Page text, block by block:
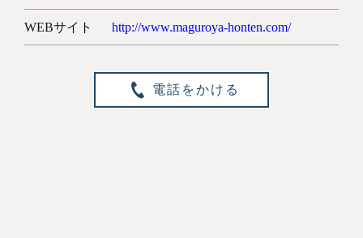
WEBサイト http://www.maguroya-honten.com/
電話をかける